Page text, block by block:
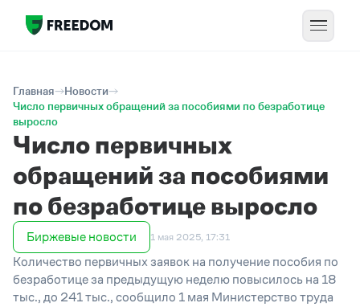
Главная
Новости
Число первичных обращений за пособиями по безработице
выросло
Число первичных
обращений за пособиями
по безработице выросло
Биржевые новости 1 мая 2025, 17:31
Количество первичных заявок на получение пособия по
безработице за предыдущую неделю повысилось на 18
тыс., до 241 тыс., сообщило 1 мая Министерство труда